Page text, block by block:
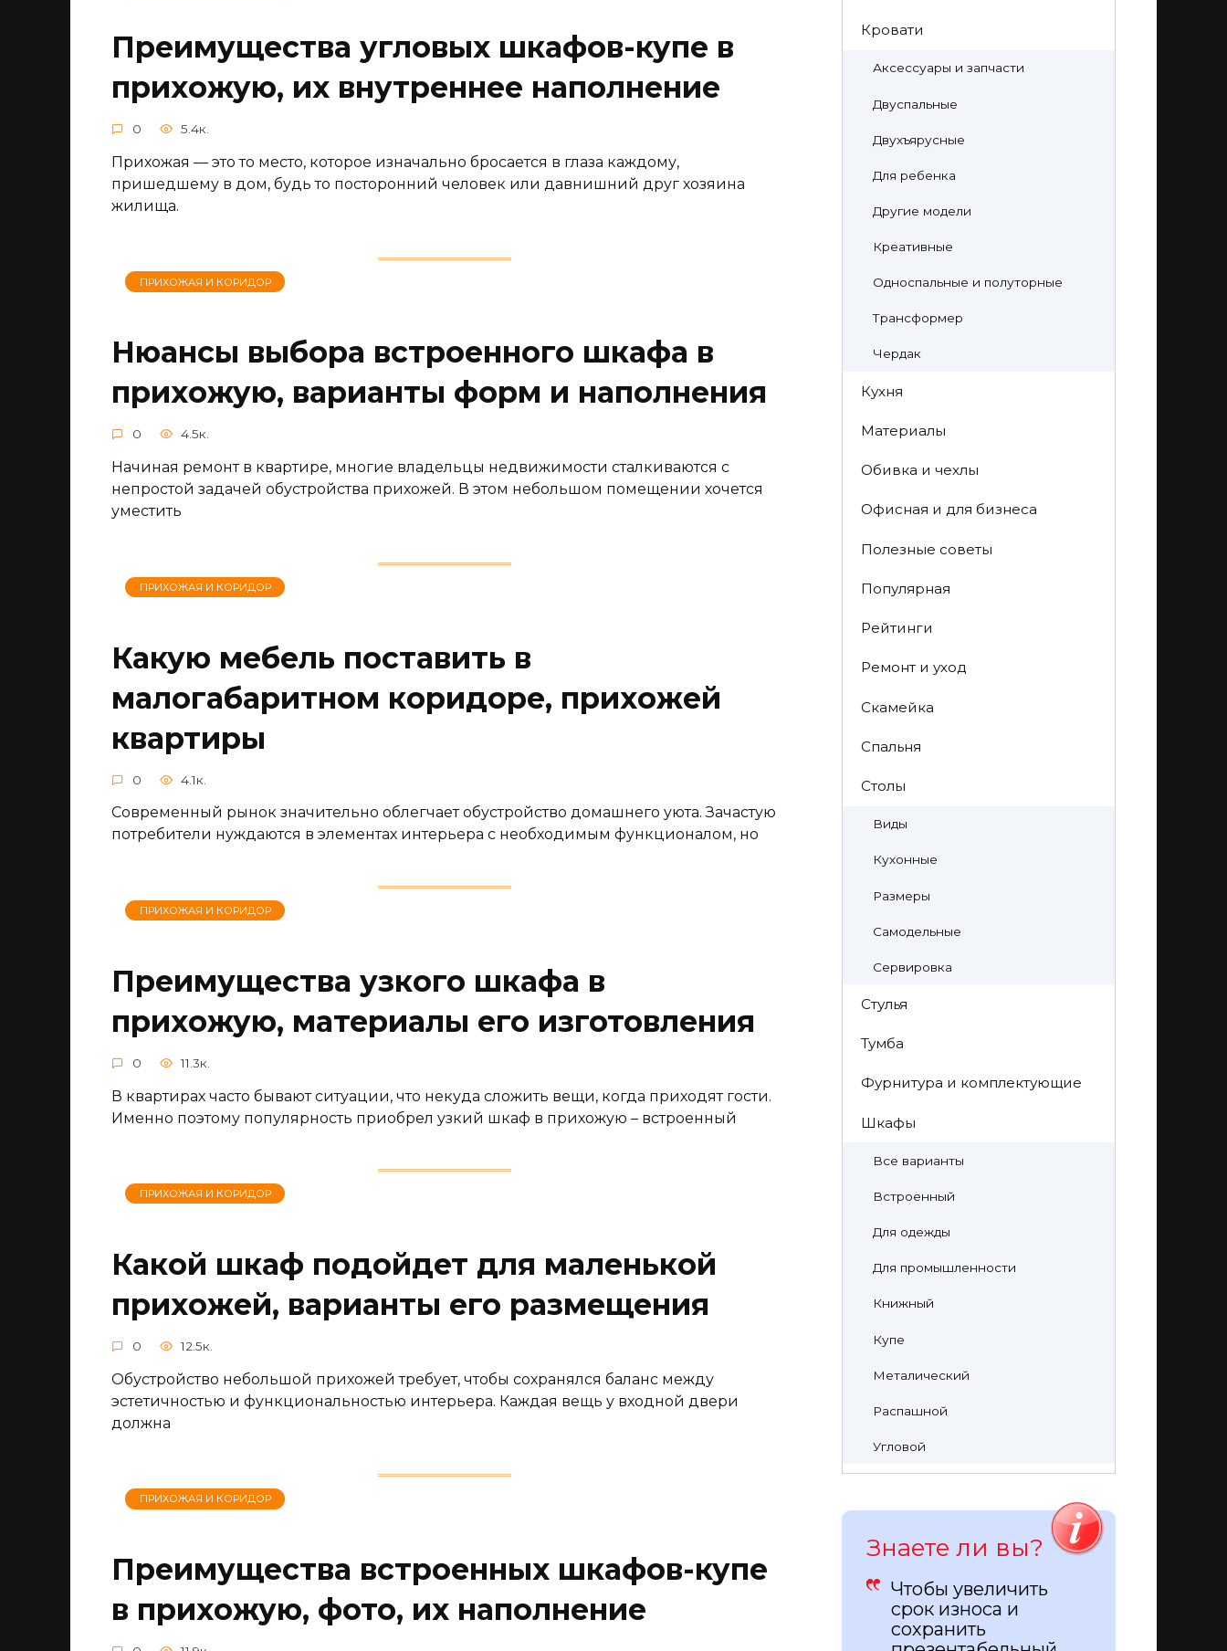
Преимущества угловых шкафов-купе в
прихожую, их внутреннее наполнение
0 5.4к.
Прихожая — это то место, которое изначально бросается в глаза каждому,
пришедшему в дом, будь то посторонний человек или давнишний друг хозяина
жилища.
ПРИХОЖАЯ И КОРИДОР
Нюансы выбора встроенного шкафа в
прихожую, варианты форм и наполнения
0 4.5к.
Начиная ремонт в квартире, многие владельцы недвижимости сталкиваются с
непростой задачей обустройства прихожей. В этом небольшом помещении хочется
уместить
ПРИХОЖАЯ И КОРИДОР
Какую мебель поставить в
малогабаритном коридоре, прихожей
квартиры
0 4.1к.
Современный рынок значительно облегчает обустройство домашнего уюта. Зачастую
потребители нуждаются в элементах интерьера с необходимым функционалом, но
ПРИХОЖАЯ И КОРИДОР
Преимущества узкого шкафа в
прихожую, материалы его изготовления
0 11.3к.
В квартирах часто бывают ситуации, что некуда сложить вещи, когда приходят гости.
Именно поэтому популярность приобрел узкий шкаф в прихожую – встроенный
ПРИХОЖАЯ И КОРИДОР
Какой шкаф подойдет для маленькой
прихожей, варианты его размещения
0 12.5к.
Обустройство небольшой прихожей требует, чтобы сохранялся баланс между
эстетичностью и функциональностью интерьера. Каждая вещь у входной двери
должна
ПРИХОЖАЯ И КОРИДОР
Преимущества встроенных шкафов-купе
в прихожую, фото, их наполнение
Кровати
Аксессуары и запчасти
Двуспальные
Двухъярусные
Для ребенка
Другие модели
Креативные
Односпальные и полуторные
Трансформер
Чердак
Кухня
Материалы
Обивка и чехлы
Офисная и для бизнеса
Полезные советы
Популярная
Рейтинги
Ремонт и уход
Скамейка
Спальня
Столы
Виды
Кухонные
Размеры
Самодельные
Сервировка
Стулья
Тумба
Фурнитура и комплектующие
Шкафы
Все варианты
Встроенный
Для одежды
Для промышленности
Книжный
Купе
Металический
Распашной
Угловой
Знаете ли вы?
Чтобы увеличить
срок износа и
сохранить